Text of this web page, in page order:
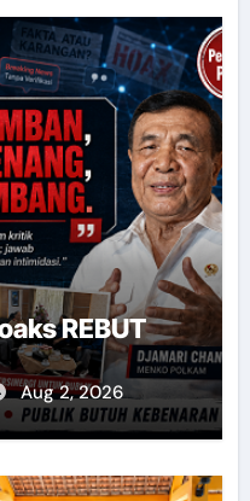
REBUT
Aug 2, 2026